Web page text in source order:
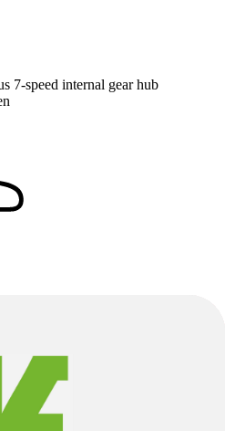
7-speed internal gear hub